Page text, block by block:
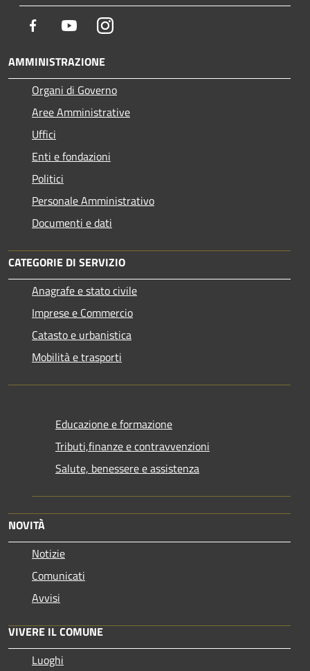
Facebook YoutubeInstagram
AMMINISTRAZIONE
Organi di Governo
Aree Amministrative
Uffici
Enti e fondazioni
Politici
Personale Amministrativo
Documenti e dati
CATEGORIE DI SERVIZIO
Anagrafe e stato civile
Imprese e Commercio
Catasto e urbanistica
Mobilità e trasporti
Educazione e formazione
Tributi,finanze e contravvenzioni
Salute, benessere e assistenza
NOVITÀ
Notizie
Comunicati
Avvisi
VIVERE IL COMUNE
Luoghi